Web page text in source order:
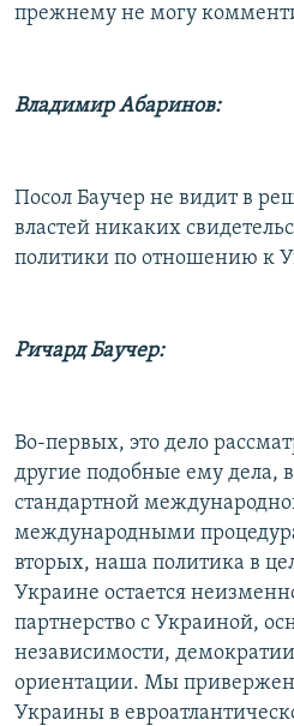
прежнему не могу
Владимир Абаринов:
Посол Баучер не видит в
властей никаких
политики по отношению к
Ричард Баучер:
Во-первых, это дело
другие подобные ему дела, в
стандартной
международными
вторых, наша политика в
Украине остается
партнерство с Украиной,
независимости,
ориентации. Мы
Украины в